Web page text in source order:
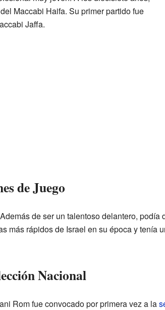
Maccabi Haifa. Su primer partido fue
Jaffa.
de Juego
de ser un talentoso delantero,
más rápidos de Israel en su época y tenía
Nacional
Rom fue convocado por primera vez a la